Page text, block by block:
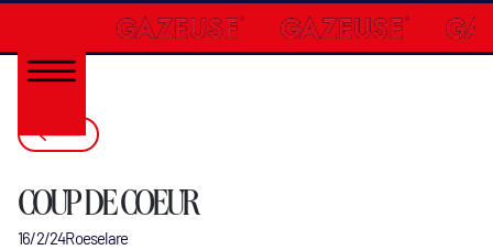
COUP DE COEUR
16/2/24Roeselare